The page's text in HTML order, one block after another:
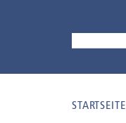
STARTSEITE